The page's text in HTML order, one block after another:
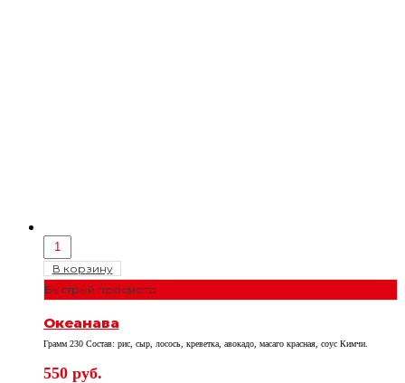
В корзину
Быстрый просмотр
Океанава
Грамм 230 Состав: рис, сыр, лосось, креветка, авокадо, масаго красная, соус Кимчи.
550 руб.